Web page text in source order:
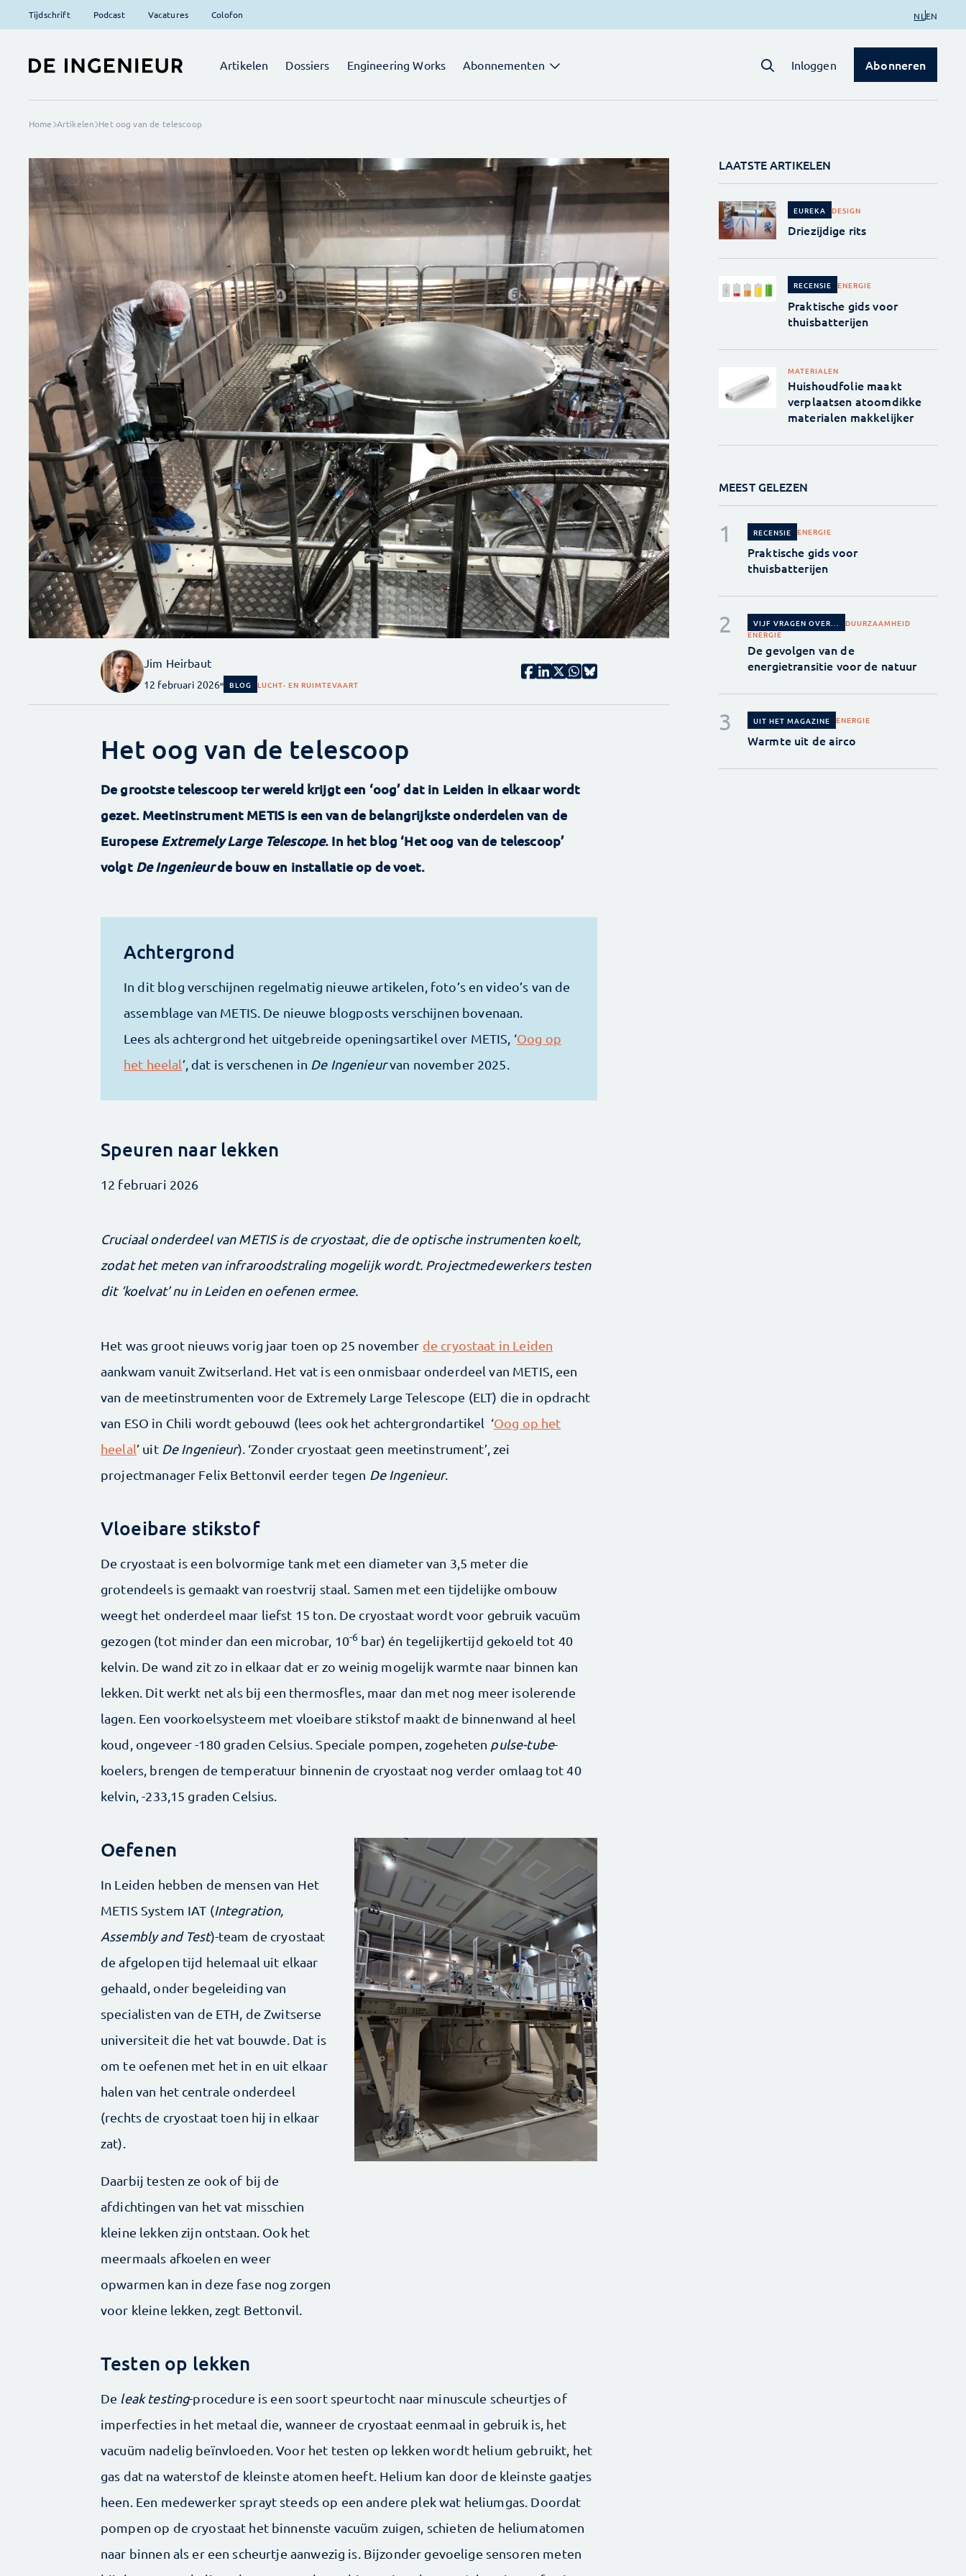
Tijdschrift Podcast Vacatures Colofon NL EN
Artikelen Dossiers Engineering Works Abonnementen Inloggen Abonneren
Home Artikelen Het oog van de telescoop
Jim Heirbaut
12 februari 2026 BLOG LUCHT- EN RUIMTEVAART
Het oog van de telescoop
De grootste telescoop ter wereld krijgt een ‘oog’ dat in Leiden in elkaar wordt
gezet. Meetinstrument METIS is een van de belangrijkste onderdelen van de
Europese Extremely Large Telescope. In het blog ‘Het oog van de telescoop’
volgt De Ingenieurde bouw en installatie op de voet.
Achtergrond
In dit blog verschijnen regelmatig nieuwe artikelen, foto’s en video’s van de
assemblage van METIS. De nieuwe blogposts verschijnen bovenaan.
Lees als achtergrond het uitgebreide openingsartikel over METIS, ‘Oog op
het heelal’, dat is verschenen in De Ingenieurvan november 2025.
Speuren naar lekken
12 februari 2026
Cruciaal onderdeel van METIS is de cryostaat, die de optische instrumenten koelt,
zodat het meten van infraroodstraling mogelijk wordt. Projectmedewerkers testen
dit ‘koelvat’ nu in Leiden en oefenen ermee.
Het was groot nieuws vorig jaar toen op 25 november de cryostaat in Leiden
aankwam vanuit Zwitserland. Het vat is een onmisbaar onderdeel van METIS, een
van de meetinstrumenten voor de Extremely Large Telescope (ELT) die in opdracht
van ESO in Chili wordt gebouwd (lees ook het achtergrondartikel ‘Oog op het
heelal’ uit De Ingenieur). ‘Zonder cryostaat geen meetinstrument’, zei
projectmanager Felix Bettonvil eerder tegen De Ingenieur.
Vloeibare stikstof
De cryostaat is een bolvormige tank met een diameter van 3,5 meter die
grotendeels is gemaakt van roestvrij staal. Samen met een tijdelijke ombouw
weegt het onderdeel maar liefst 15 ton. De cryostaat wordt voor gebruik vacuüm
gezogen (tot minder dan een microbar, 10-6 bar) én tegelijkertijd gekoeld tot 40
kelvin. De wand zit zo in elkaar dat er zo weinig mogelijk warmte naar binnen kan
lekken. Dit werkt net als bij een thermosfles, maar dan met nog meer isolerende
lagen. Een voorkoelsysteem met vloeibare stikstof maakt de binnenwand al heel
koud, ongeveer -180 graden Celsius. Speciale pompen, zogeheten pulse-tube-
koelers, brengen de temperatuur binnenin de cryostaat nog verder omlaag tot 40
kelvin, -233,15 graden Celsius.
Oefenen
In Leiden hebben de mensen van Het
METIS System IAT (Integration,
Assembly and Test)-team de cryostaat
de afgelopen tijd helemaal uit elkaar
gehaald, onder begeleiding van
specialisten van de ETH, de Zwitserse
universiteit die het vat bouwde. Dat is
om te oefenen met het in en uit elkaar
halen van het centrale onderdeel
(rechts de cryostaat toen hij in elkaar
zat).
Daarbij testen ze ook of bij de
afdichtingen van het vat misschien
kleine lekken zijn ontstaan. Ook het
meermaals afkoelen en weer
opwarmen kan in deze fase nog zorgen
voor kleine lekken, zegt Bettonvil.
Testen op lekken
De leak testing-procedure is een soort speurtocht naar minuscule scheurtjes of
imperfecties in het metaal die, wanneer de cryostaat eenmaal in gebruik is, het
vacuüm nadelig beïnvloeden. Voor het testen op lekken wordt helium gebruikt, het
gas dat na waterstof de kleinste atomen heeft. Helium kan door de kleinste gaatjes
heen. Een medewerker sprayt steeds op een andere plek wat heliumgas. Doordat
pompen op de cryostaat het binnenste vacuüm zuigen, schieten de heliumatomen
naar binnen als er een scheurtje aanwezig is. Bijzonder gevoelige sensoren meten
LAATSTE ARTIKELEN
EUREKA DESIGN
Driezijdige rits
RECENSIE ENERGIE
Praktische gids voor
thuisbatterijen
MATERIALEN
Huishoudfolie maakt
verplaatsen atoomdikke
materialen makkelijker
MEEST GELEZEN
RECENSIE ENERGIE
Praktische gids voor
thuisbatterijen
VIJF VRAGEN OVER...
DUURZAAMHEID
ENERGIE
De gevolgen van de
energietransitie voor de natuur
UIT HET MAGAZINE ENERGIE
Warmte uit de airco